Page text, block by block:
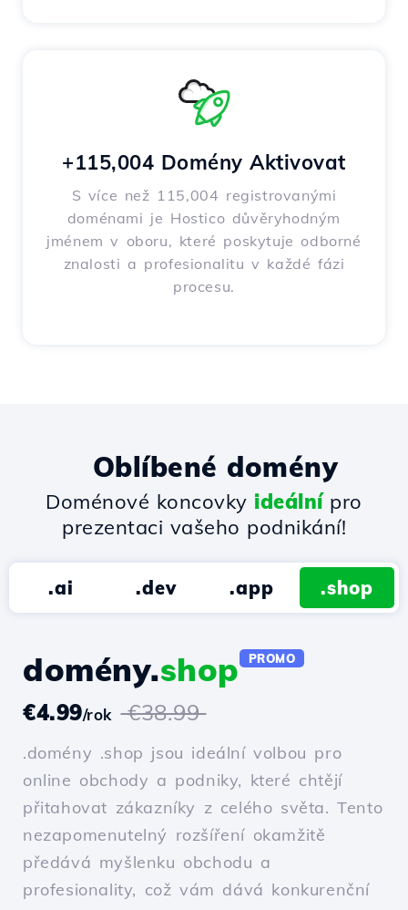
+115,004 Domény Aktivovat
S více než 115,004 registrovanými
doménami je Hostico důvěryhodným
jménem v oboru, které poskytuje odborné
znalosti a profesionalitu v každé fázi
procesu.
Oblíbené domény
Doménové koncovky ideálnípro
prezentaci vašeho podnikání!
.ai .dev .app .shop
domény.shop PROMO
€4.99/rok €38.99
.domény .shop jsou ideální volbou pro
online obchody a podniky, které chtějí
přitahovat zákazníky z celého světa. Tento
nezapomenutelný rozšíření okamžitě
předává myšlenku obchodu a
profesionality, což vám dává konkurenční